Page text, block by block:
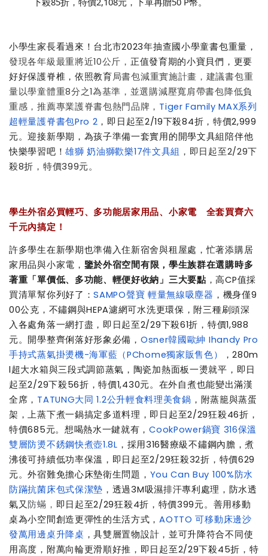
小學生家長看過來！台北市2023年抽查國小學童書包重量，
發現各年級最重將近10公斤， 正值發育期的小寶貝們，更要
好好保護脊椎，依照教育局書包減重實施計畫，建議書包重
量以學童體重8分之1為基準，並選購減壓寬肩帶書包降低負
重感，推薦專業護脊書包熱門品牌， Tiger Family MAX系列
超輕量護脊書包Pro 2 ，即日起至2/19下殺84折，特價2,999
元。迎接新學期，為孩子準備一套實用的開學文具組陪伴他
快樂學習吧！雄獅 奶油獅歡樂17件文具組 ，即日起至2/29下
殺8折，特價399元。
學生外宿必買輕巧、多功能居家用品、小家電 全套買齊六
千元內搞定！
許多學生在新學期也準備入住新宿舍與租屋處，忙著添購居
家用品與小家電， 鑒於外宿空間有限，學生族群在選購時多
著重「單價低、多功能、輕便好收納」三大要點 ，高CP值採
買清單幫你列好了：SAMPO聲寶 輕量無線吸塵器 ，機身僅9
00公克，不鏽鋼與HEPA濾網可水洗更環保，附三種刷頭深
入各處角落一網打盡，即日起至2/29下殺61折，特價1,988
元。開學整齊俐落好形象必備， Osner韓國歐紳 Ihandy Pro
手持式蒸氣掛燙機-海軍藍（PChome獨家販售色）
，280m
l超大水箱與三段式調節蒸氣，陶瓷加熱面板一燙就平，即日
起至2/29下殺56折，特價1,430元。在外自煮也能變出滿漢
全席， TATUNG大同 1.2公升輕食料理美食鍋 ，附蒸籠與蒸蛋
架，上蒸下煮一鍋搞定多道料理，即日起至2/29狂殺46折，
特價685元。想喝熱水一鍵就有，CookPower鍋寶 316保溫
雙層防燙不銹鋼快煮壺1.8L ，採用316醫療級不鏽鋼內膽，煮
沸後可持續低功率保溫，即日起至2/29狂殺32折，特價629
元。外宿難免擔心床墊衛生問題， You Can Buy 100%防水
防蹣抗菌床包式保潔墊 ，透過3M吸濕排汗專利處理，防水透
氣又防蟎， 即日起至2/29狂殺4折，特價399元。善用移動
桌為小空間創造更彈性的生活方式，AOTTO 可移動床邊沙
發萬用邊桌升降桌 ，具雙層置物設計，並可升降符合不同使
用高度，附萬向輪更滑順好推，即日起至2/29下殺45折，特